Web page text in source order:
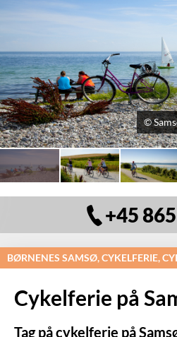
©
+45
BØRNENES SAMSØ, CYKELFERIE,
Cykelferie på
Tag på cykelferie på